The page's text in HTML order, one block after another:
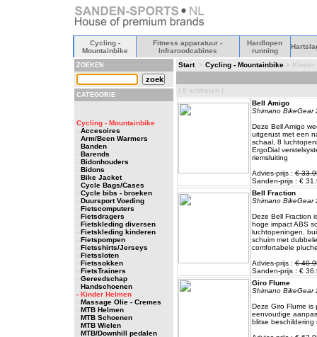
Cycling -
Mountainbike
Fitness apparatuur -
Infraroodcabines
Hardlopen
running
ZOEKEN
CATEGORIE
Cycling - Mountainbike
- Accesoires
- Arm/Been Warmers
- Banden
- Barends
- Bidonhouders
- Bidons
- Bike Jacket
- Cycle Bags/Cases
- Cycle bibs - broeken
- Duursport Voeding
- Fietscomputers
- Fietsdragers
- Fietskleding diversen
- Fietskleding kinderen
- Fietspompen
- Fietsshirts/Jerseys
- Fietssloten
- Fietssokken
- FietsTrainers
- Gereedschap
- Handschoenen
- Kinder Helmen
- Massage Olie - Cremes
- MTB Helmen
- MTB Schoenen
- MTB Wielen
- MTB/Downhill pedalen
Start> Cycling - Mountainbike> Kinder
( 8 artikelen )
Bell Amigo
Shimano BikeGear
Deze Bell Amigo
uitgerust met een
schaal, 8
ErgoDial
riemsluiting
Advies-prijs :€
Sanden-prijs : €
Bell Fraction
Shimano BikeGear
Deze Bell Fraction
hoge impact ABS
luchtopeningen,
schuim met
comfortabele
Advies-prijs :€
Sanden-prijs : €
Giro Flume
Shimano BikeGear
Deze Giro Flume is
eenvoudige
blitse